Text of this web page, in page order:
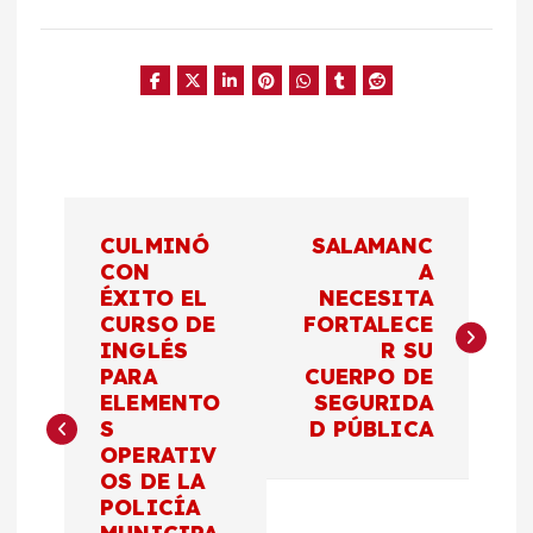
e
g
CULMINÓ
CON
ÉXITO EL
CURSO DE
INGLÉS
PARA
ELEMENTO
S
OPERATIV
OS DE LA
POLICÍA
SALAMANC
A
NECESITA
FORTALECE
R SU
CUERPO DE
SEGURIDA
D PÚBLICA